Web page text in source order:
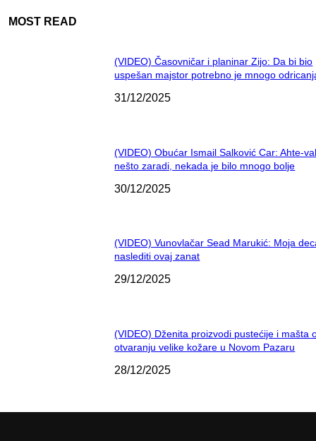
MOST READ
(VIDEO) Časovničar i planinar Zijo: Da bi bio
uspešan majstor potrebno je mnogo
31/12/2025
(VIDEO) Obućar Ismail Salković Car: Ahte-
nešto zaradi, nekada je bilo mnogo bolje
30/12/2025
(VIDEO) Vunovlačar Sead Marukić: Moja
naslediti ovaj zanat
29/12/2025
(VIDEO) Dženita proizvodi pustećije i mašta
otvaranju velike kožare u Novom Pazaru
28/12/2025